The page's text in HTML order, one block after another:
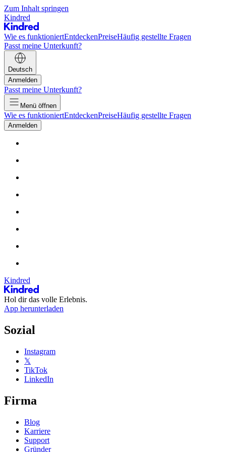
Zum Inhalt springen
Kindred
Wie es funktioniertEntdeckenPreiseHäufig gestellte Fragen
Passt meine Unterkunft?
Deutsch
Anmelden
Passt meine Unterkunft?
Menü öffnen
Wie es funktioniertEntdeckenPreiseHäufig gestellte Fragen
Anmelden
Kindred
Hol dir das volle Erlebnis.
App herunterladen
Sozial
Instagram
𝕏
TikTok
LinkedIn
Firma
Blog
Karriere
Support
Gründer